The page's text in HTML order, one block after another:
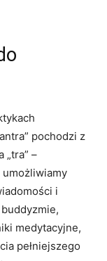
pochodzi z
„tra” –
‌i
medytacyjne,
pełniejszego